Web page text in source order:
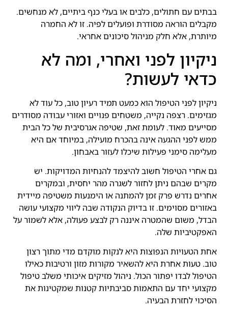
בבתים עם חתולים, כלבים או בעלי כנף ביתיים, לא מנחשים.
מקבלים הוראה מסודרת ופועלים לפיה. זו לא החמרה
מיותרת, אלא חלק מניהול סיכונים אחראי.
ניקיון לפני ואחרי, ומה לא
כדאי לעשות?
ניקיון לפני הטיפול הוא כמעט תמיד רעיון טוב, כל עוד לא
מגזימים. רצפה נקייה, משטחים פנויים ואזורי עבודה מסודרים
מסייעים מאוד. לעומת זאת, שטיפה אגרסיבית של כל הבית
ממש לפני ההגעה אינה בהכרח מועילה, במיוחד אם היא
מעלימה סימני פעילות שיכלו לעזור באבחון.
גם אחרי הטיפול חשוב להיצמד להנחיות המדויקות. יש
מקרים שבהם ניתן לחזור לשגרה מהר יחסית, ובמקרים
אחרים נדרש פרק זמן להמתנה או הימנעות משטיפה מיידית
באזורים מסוימים. זו בדיוק הנקודה שבה ליווי מקצועי עושה
הבדל, משום שהמטרה איננה רק לבצע פעולה, אלא לשמור על
האפקטיביות שלה.
אחת הטעויות הנפוצות היא לנקות מוקדם מדי מתוך רצון
טוב. טעות אחרת היא להשאיר מקורות מזון ורטיבות כאילו
הטיפול לבדו יפתור הכול. ניהול מזיקים איכותי משלב טיפול
מקצועי יחד עם התאמות סביבתיות קטנות שמקטינות את
הסיכוי לחזרת הבעיה.